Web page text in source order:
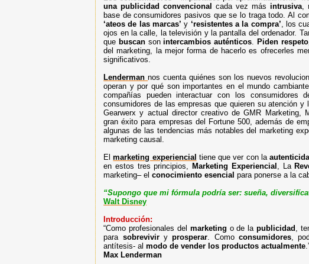
una publicidad convencional cada vez más intrusiva,
base de consumidores pasivos que se lo traga todo. Al
‘ateos de las marcas’ y ‘resistentes a la compra’, los
ojos en la calle, la televisión y la pantalla del ordenador.
que buscan sonintercambios auténticos. Piden respeto
del marketing, la mejor forma de hacerlo es ofrecerles
significativos.
Lenderman nos cuenta quiénes son los nuevos
operan y por qué son importantes en el mundo
compañías pueden interactuar con los consumidores
consumidores de las empresas que quieren su atención
Gearwerx y actual director creativo de GMR Marketing,
gran éxito para empresas del Fortune 500, además de
algunas de las tendencias más notables del marketing
marketing causal.
Elmarketing experiencial tiene que ver con la
en estos tres principios, Marketing Experiencial , La
marketing– elconocimiento esencial para ponerse a la
“Supongo que mi fórmula podría ser: sueña,
Walt Disney
Introducción:
“Como profesionales del marketing o de lapublicidad ,
para sobreviviryprosperar. Como consumidores,
antítesis- almodo de vender los productos actualmente
Max Lenderman